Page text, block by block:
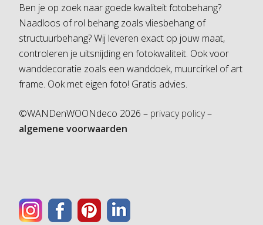
Ben je op zoek naar goede kwaliteit fotobehang?
Naadloos of rol behang zoals vliesbehang of
structuurbehang? Wij leveren exact op jouw maat,
controleren je uitsnijding en fotokwaliteit. Ook voor
wanddecoratie zoals een wanddoek, muurcirkel of art
frame. Ook met eigen foto! Gratis advies.
©WANDenWOONdeco 2026 – privacy policy –
algemene voorwaarden